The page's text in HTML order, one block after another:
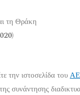
τη Θράκη
την ιστοσελίδα του
συνάντησης